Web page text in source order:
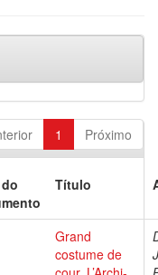
1 Próximo
Título
Grand
costume de